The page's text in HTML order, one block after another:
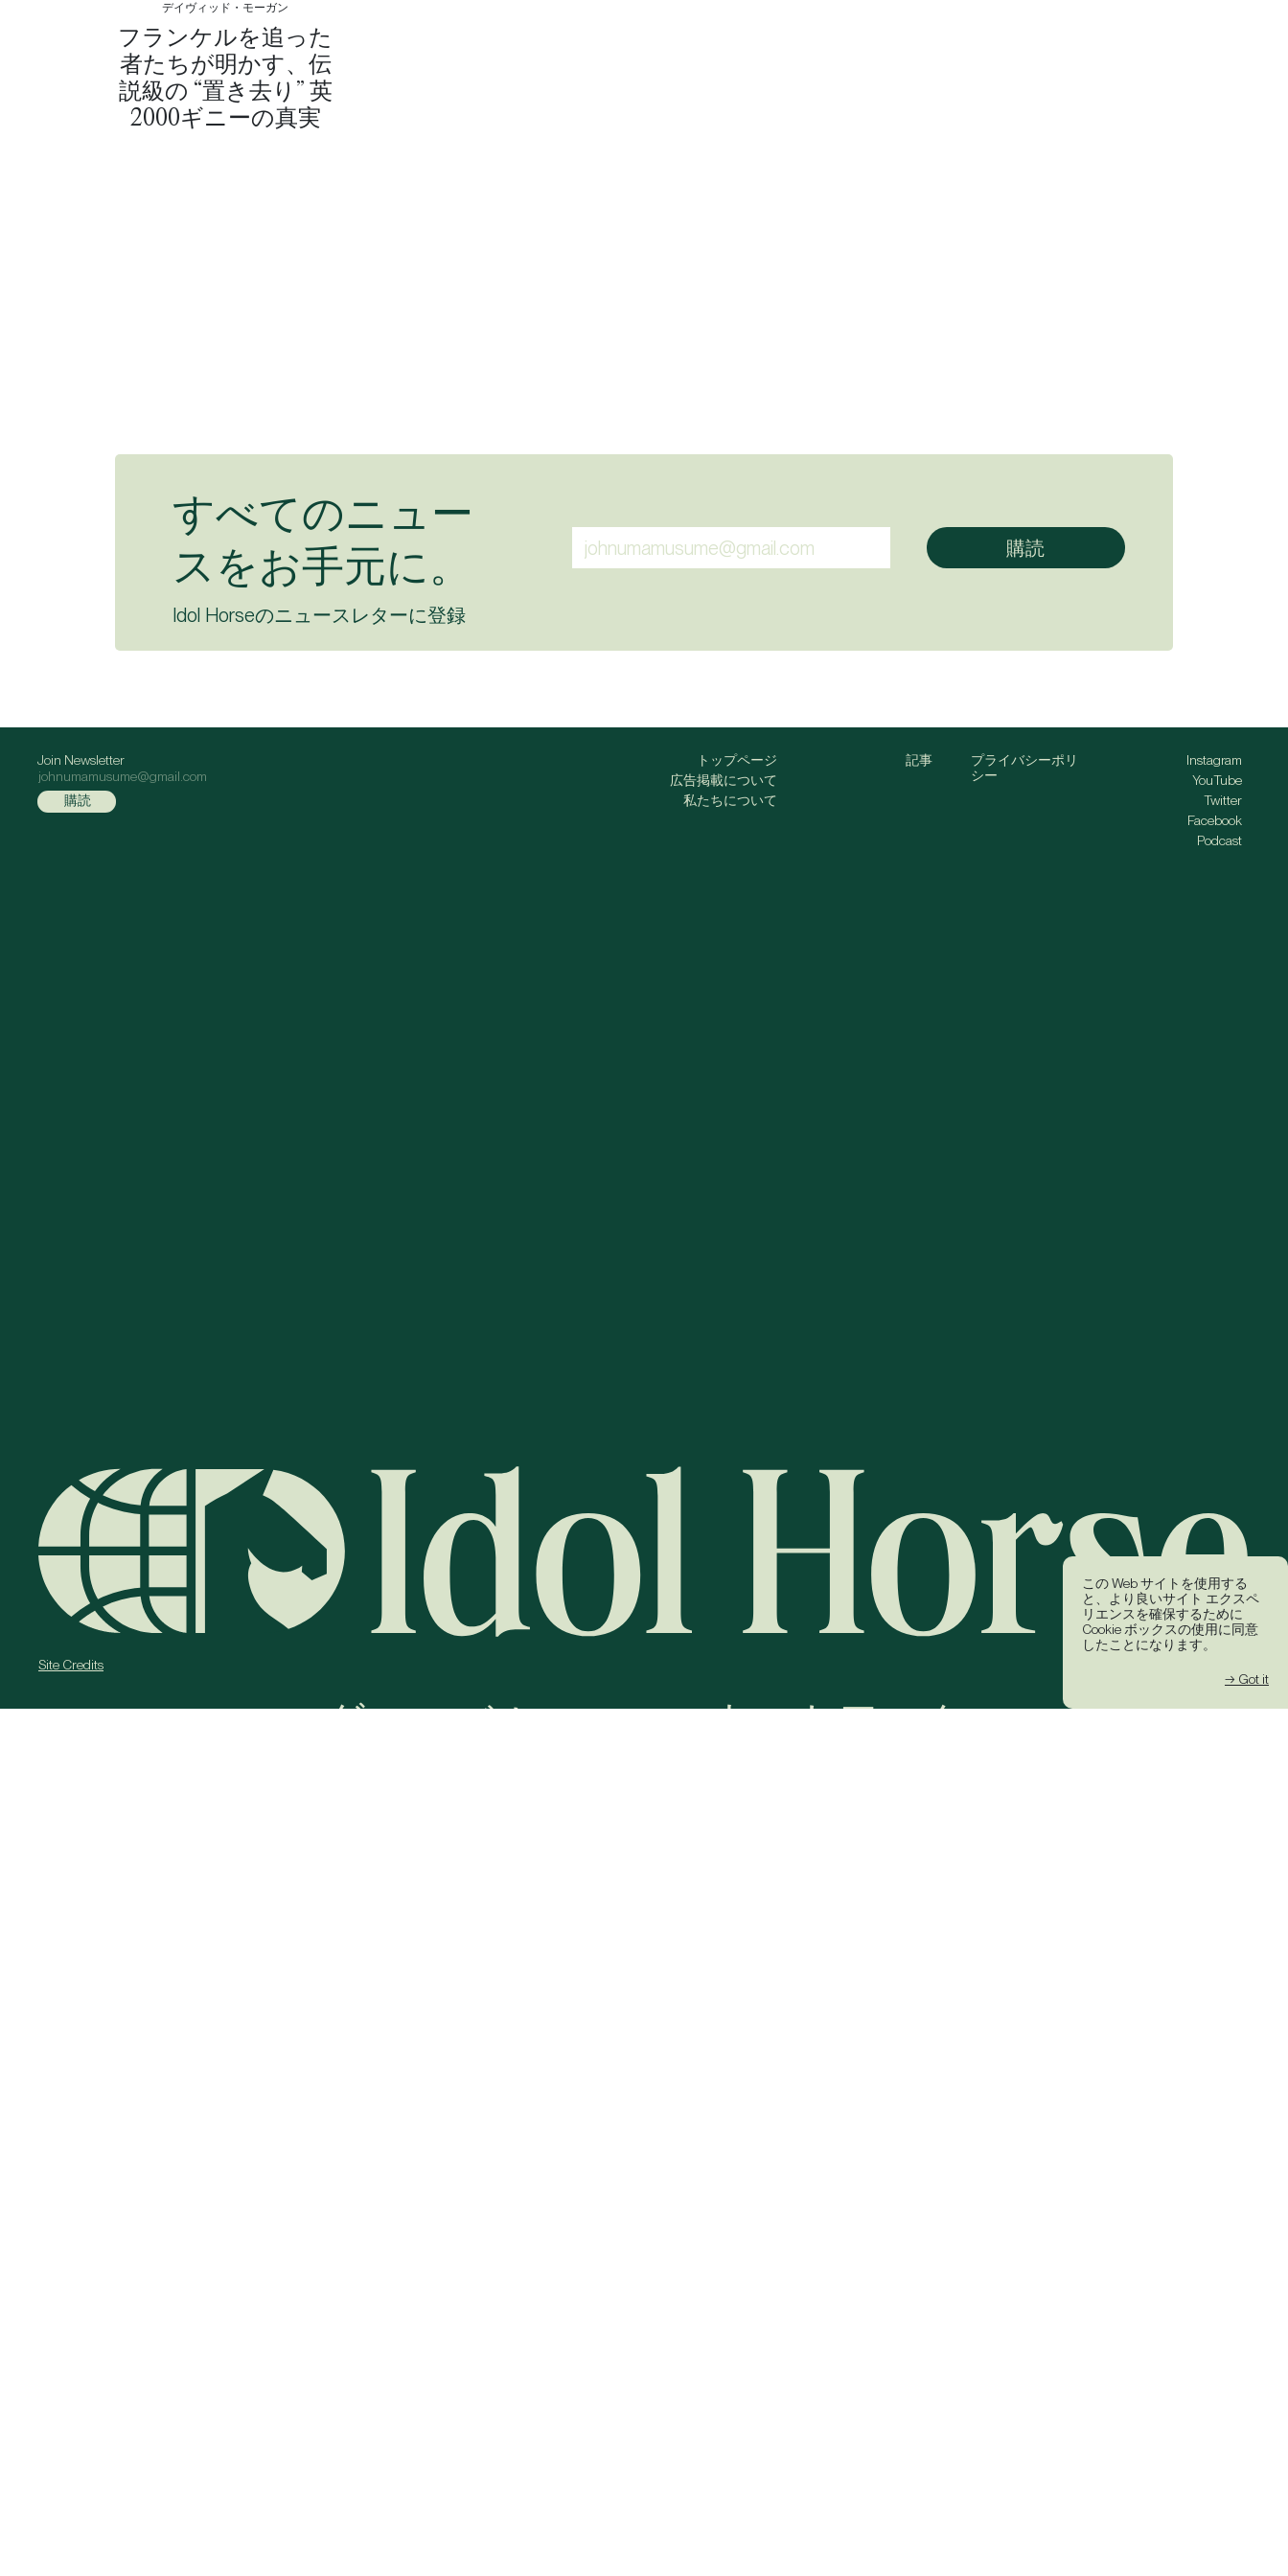
この Web サイトを使用する
と、より良いサイト エクスペ
リエンスを確保するために
Cookie ボックスの使用に同意
したことになります。
→ Got it
デイヴィッド・モーガン
フランケルを追った
者たちが明かす、伝
説級の “置き去り” 英
2000ギニーの真実
すべてのニュー
スをお手元に。
Idol Horseのニュースレターに登録
Join Newsletter
トップページ
広告掲載について
私たちについて
記事
プライバシーポリ
シー
Instagram
YouTube
Twitter
Facebook
Podcast
グローバルニュースネットワーク
Site Credits